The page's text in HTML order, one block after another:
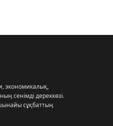
экономикалық,
сенімді дереккөзі.
сұқбаттың